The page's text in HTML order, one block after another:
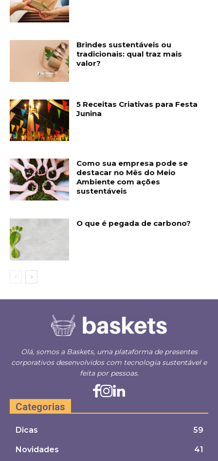
Brindes sustentáveis ou
tradicionais: qual traz mais
valor?
5 Receitas Criativas para Festa
Junina
Como sua empresa pode se
destacar no Mês do Meio
Ambiente com ações
sustentáveis
O que é pegada de carbono?
Olá, somos a Baskets, uma plataforma de presentes
corporativos desenvolvidos com tecnologia sustentável e
feita por pessoas.
Categorias
Dicas 59
Novidades 41